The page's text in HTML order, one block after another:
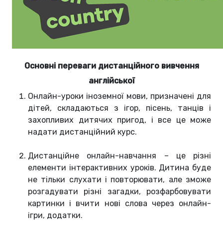
Основні переваги дистанційного вивчення
англійської
Онлайн-уроки іноземної мови, призначені для
дітей, складаються з ігор, пісень, танців і
захопливих дитячих пригод, і все це може
надати дистанційний курс.
Дистанційне онлайн-навчання – це різні
елементи інтерактивних уроків. Дитина буде
не тільки слухати і повторювати, але зможе
розгадувати різні загадки, розфарбовувати
картинки і вчити нові слова через онлайн-
ігри, додатки.